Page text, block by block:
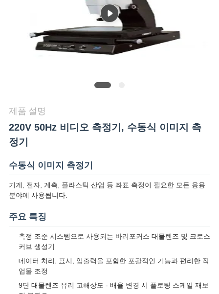
락
주
뉴
인
용
제품 설명
220V 50Hz 비디오 측정기, 수동식 이미지 측
정기
수동식 이미지 측정기
기계, 전자, 계측, 플라스틱 산업 등 좌표 측정이 필요한 모든 응용
분야에 사용됩니다.
주요 특징
측정 조준 시스템으로 사용되는 바리포커스 대물렌즈 및 크로스
커브 생성기
데이터 처리, 표시, 입출력을 포함한 포괄적인 기능과 편리한 작
업물 조정
9단 대물렌즈 유리 고해상도 - 배율 변경 시 플로팅 스케일 재보